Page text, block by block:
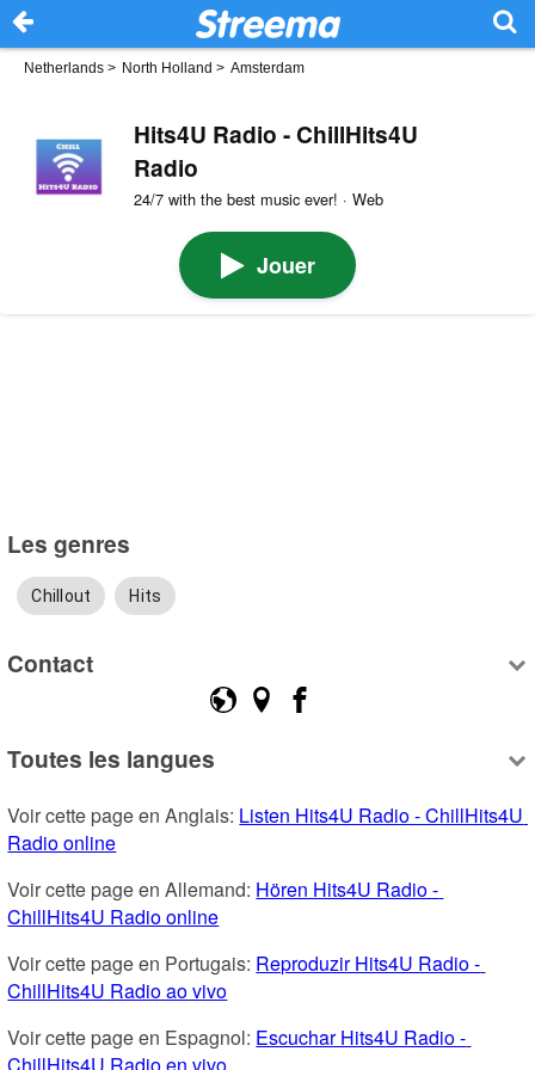
Netherlands > North Holland > Amsterdam
Hits4U Radio - ChillHits4U
Radio
24/7 with the best music ever! · Web
Jouer
Les genres
Chillout Hits
Contact
Toutes les langues
Voir cette page en Anglais: Listen Hits4U Radio - ChillHits4U
Radio online
Voir cette page en Allemand: Hören Hits4U Radio -
ChillHits4U Radio online
Voir cette page en Portugais: Reproduzir Hits4U Radio -
ChillHits4U Radio ao vivo
Voir cette page en Espagnol: Escuchar Hits4U Radio -
ChillHits4U Radio en vivo